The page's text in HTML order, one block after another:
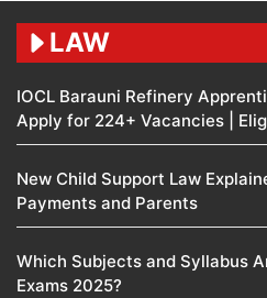
LAW
IOCL Barauni Refinery
Apply for 224+ Vacancies |
New Child Support Law
Payments and Parents
Which Subjects and Syllabus
Exams 2025?